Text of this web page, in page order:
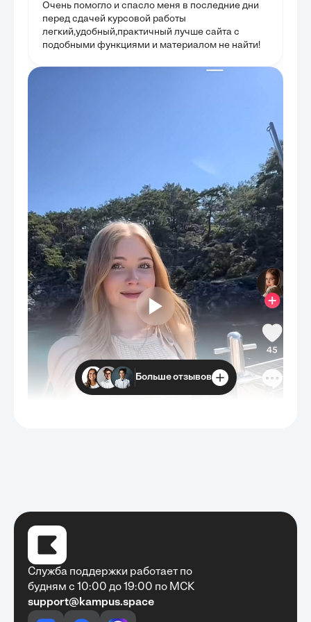
Очень помогло и спасло меня в последние дни
перед сдачей курсовой работы
легкий,удобный,практичный лучше сайта с
подобными функциями и материалом не найти!
Очень быстро, недорого, качественно,
доступно
Больше отзывов
Служба поддержки работает по
будням с 10:00 до 19:00 по МСК
support@kampus.space